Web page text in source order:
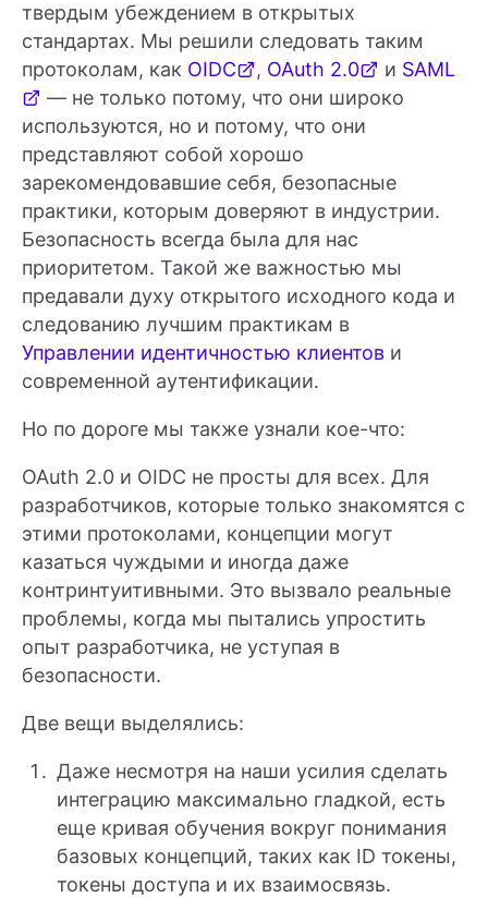
твердым убеждением в открытых
стандартах. Мы решили следовать таким
протоколам, как OIDC , OAuth 2.0 и SAML
— не только потому, что они широко
используются, но и потому, что они
представляют собой хорошо
зарекомендовавшие себя, безопасные
практики, которым доверяют в индустрии.
Безопасность всегда была для нас
приоритетом. Такой же важностью мы
предавали духу открытого исходного кода и
следованию лучшим практикам в
Управлении идентичностью клиентов и
современной аутентификации.
Но по дороге мы также узнали кое-что:
OAuth 2.0 и OIDC не просты для всех. Для
разработчиков, которые только знакомятся с
этими протоколами, концепции могут
казаться чуждыми и иногда даже
контринтуитивными. Это вызвало реальные
проблемы, когда мы пытались упростить
опыт разработчика, не уступая в
безопасности.
Две вещи выделялись:
Даже несмотря на наши усилия сделать
интеграцию максимально гладкой, есть
еще кривая обучения вокруг понимания
базовых концепций, таких как ID токены,
токены доступа и их взаимосвязь.